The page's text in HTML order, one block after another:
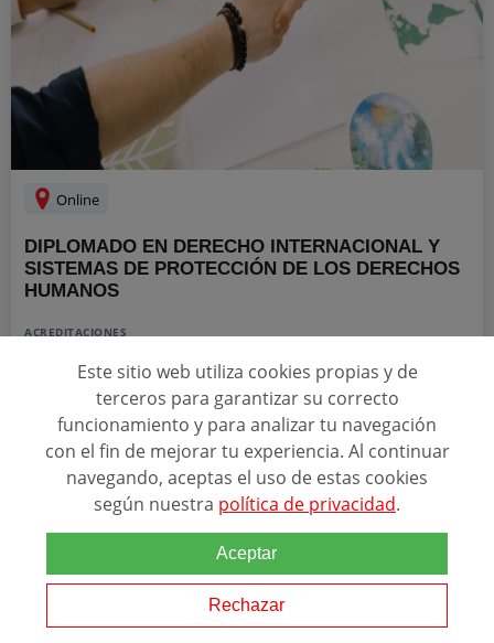
Online
DIPLOMADO EN DERECHO INTERNACIONAL Y
SISTEMAS DE PROTECCIÓN DE LOS DERECHOS
HUMANOS
ACREDITACIONES
Este curso ha sido acreditado como formación de posgrado por la
__UNIR__ UNIVERSIDAD Internacional de La Rioja (España), a la
finalización del mismo, obtendrá el correspondiente TÍTULO
PROPIO expedido por dicha Universidad...
SOLICITAR INFORMACIÓN
Este sitio web utiliza cookies propias y de
terceros para garantizar su correcto
funcionamiento y para analizar tu navegación
con el fin de mejorar tu experiencia. Al continuar
navegando, aceptas el uso de estas cookies
según nuestra política de privacidad.
Aceptar
Rechazar